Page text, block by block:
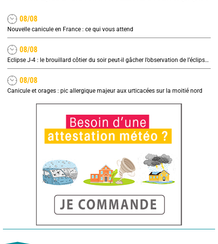
08/08
Nouvelle canicule en France : ce qui vous attend
08/08
Eclipse J-4 : le brouillard côtier du soir peut-il gâcher l’observation de l’éclipse à la plage ?
08/08
Canicule et orages : pic allergique majeur aux urticacées sur la moitié nord